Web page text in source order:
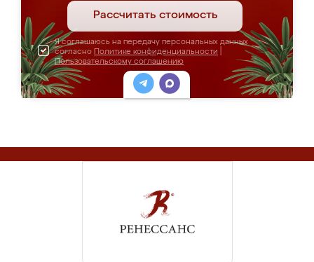
Рассчитать стоимость
Я соглашаюсь на передачу персональных данных
согласно Политике конфиденциальности
Пользовательскому соглашению